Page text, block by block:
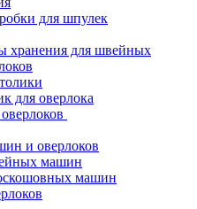
для шпулек
хранения для швейных
для оверлока
и оверлоков
машин
машин